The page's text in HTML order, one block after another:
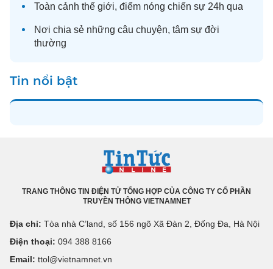
Toàn cảnh thế giới, điểm nóng chiến sự 24h qua
Nơi chia sẻ những câu chuyện, tâm sự đời
thường
Tin nổi bật
TRANG THÔNG TIN ĐIỆN TỬ TỔNG HỢP CỦA CÔNG TY CỔ PHẦN
TRUYỀN THÔNG VIETNAMNET
Địa chỉ: Tòa nhà C’land, số 156 ngõ Xã Đàn 2, Đống Đa, Hà Nội
Điện thoại: 094 388 8166
Email: ttol@vietnamnet.vn